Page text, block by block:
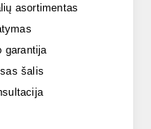
asortimentas
garantija
šalis